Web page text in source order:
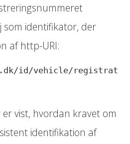
som identifikator, der
af http-URI:
id/vehicle/registrat
vist, hvordan kravet om
identifikation af